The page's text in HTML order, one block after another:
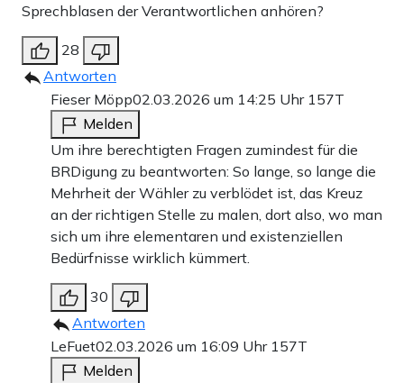
Sprechblasen der Verantwortlichen anhören?
28
Antworten
Fieser Möpp02.03.2026 um 14:25 Uhr 157T
Melden
Um ihre berechtigten Fragen zumindest für die
BRDigung zu beantworten: So lange, so lange die
Mehrheit der Wähler zu verblödet ist, das Kreuz
an der richtigen Stelle zu malen, dort also, wo man
sich um ihre elementaren und existenziellen
Bedürfnisse wirklich kümmert.
30
Antworten
LeFuet02.03.2026 um 16:09 Uhr 157T
Melden